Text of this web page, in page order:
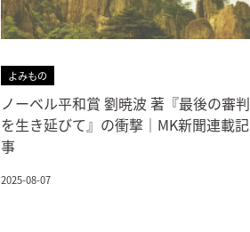
よみもの
ノーベル平和賞 劉暁波 著『最後の審判
を生き延びて』の衝撃｜MK新聞連載記
事
2025-08-07